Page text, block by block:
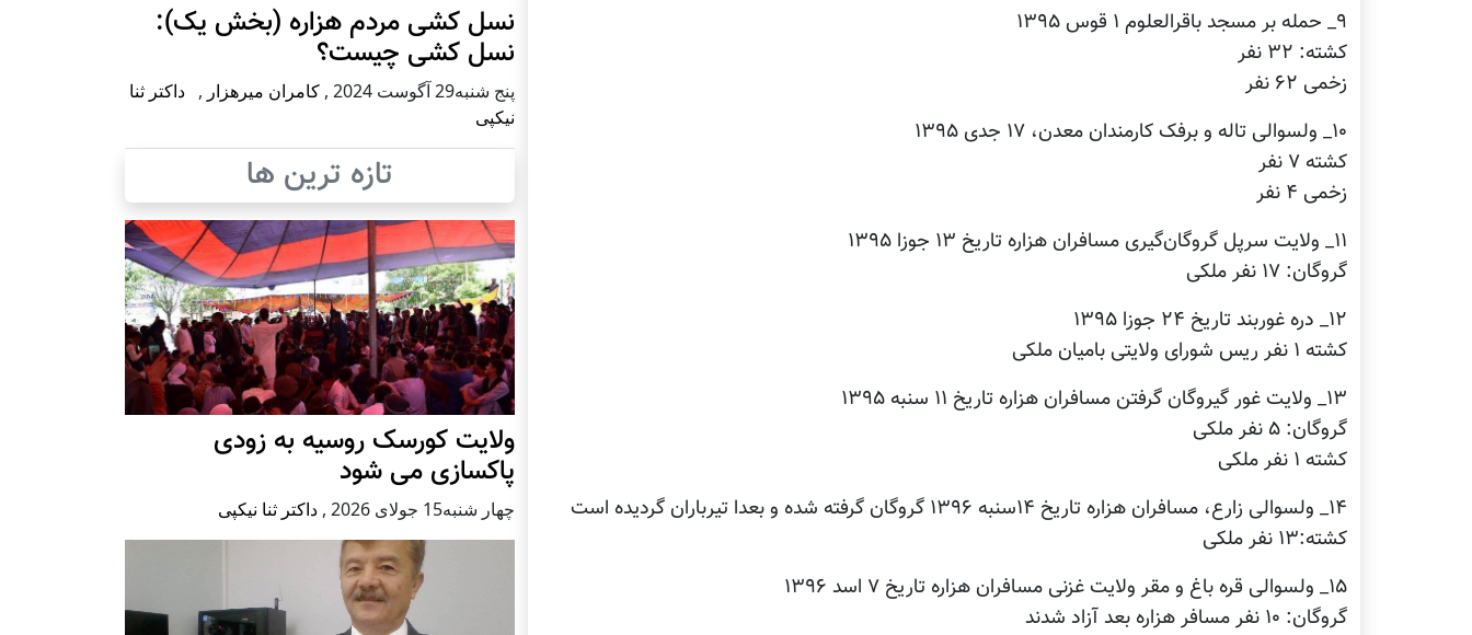
۹_ حمله بر مسجد باقرالعلوم ۱ قوس ۱۳۹۵
کشته: ۳۲ نفر
زخمی ۶۲ نفر
۱۰_ ولسوالی تاله و برفک کارمندان معدن، ۱۷ جدی ۱۳۹۵
کشته ۷ نفر
زخمی ۴ نفر
۱۱_ ولایت سرپل گروگان‌گیری مسافران هزاره تاریخ ۱۳ جوزا ۱۳۹۵
گروگان: ۱۷ نفر ملکی
۱۲_ دره غوربند تاریخ ۲۴ جوزا ۱۳۹۵
کشته ۱ نفر ریس شورای ولایتی بامیان ملکی
۱۳_ ولایت غور گیروگان گرفتن مسافران هزاره تاریخ ۱۱ سنبه ۱۳۹۵
گروگان: ۵ نفر ملکی
کشته ۱ نفر ملکی
۱۴_ ولسوالی زارع، مسافران هزاره تاریخ ۱۴سنبه ۱۳۹۶ گروگان گرفته شده و بعدا تیرباران گردیده است
کشته:۱۳ نفر ملکی
۱۵_ ولسوالی قره باغ و مقر ولایت غزنی مسافران هزاره تاریخ ۷ اسد ۱۳۹۶
گروگان: ۱۰ نفر مسافر هزاره بعد آزاد شدند
نسل کشی مردم هزاره (بخش یک):
نسل کشی چیست؟
پنج شنبه29 آگوست 2024 , کامران میرهزار , داکتر ثنا
نیکپی
تازه ترین ها
ولایت کورسک روسیه به زودی
پاکسازی می شود
چهار شنبه15 جولای 2026 , داکتر ثنا نیکپی